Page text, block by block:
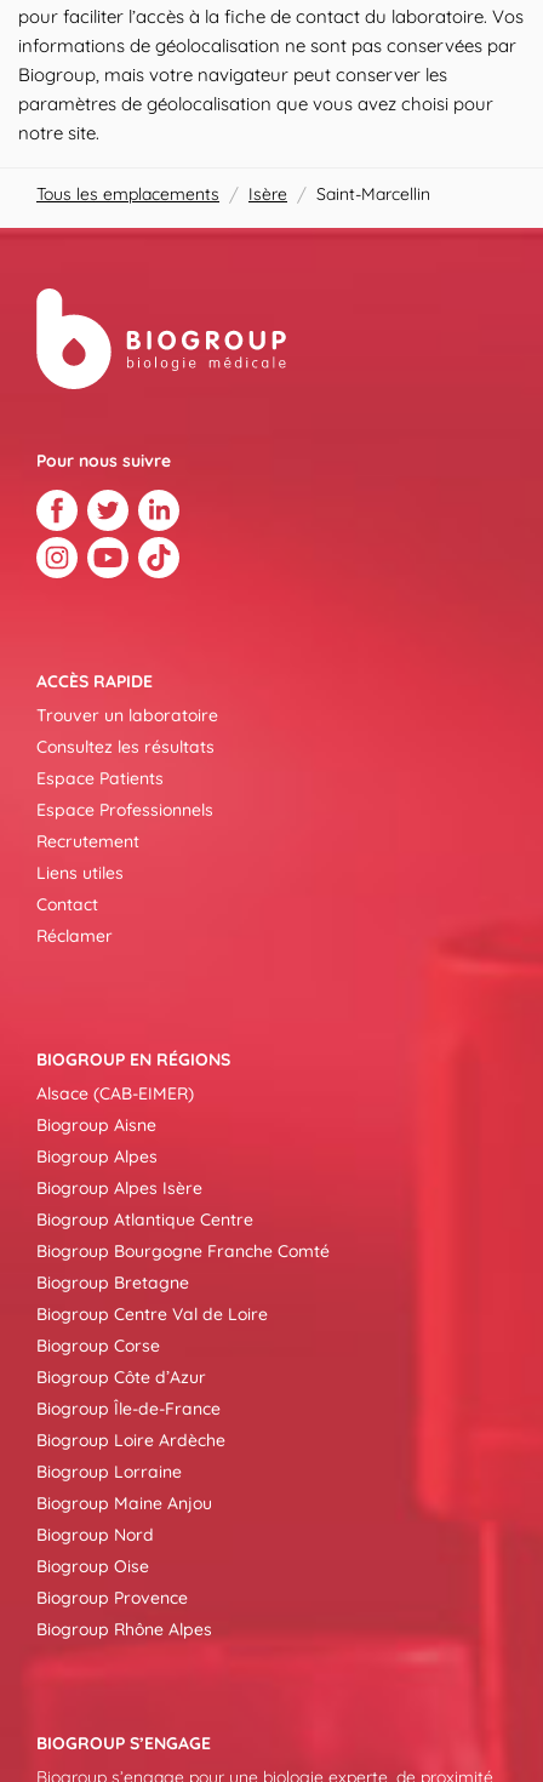
pour faciliter l’accès à la fiche de contact du laboratoire. Vos
informations de géolocalisation ne sont pas conservées par
Biogroup, mais votre navigateur peut conserver les
paramètres de géolocalisation que vous avez choisi pour
notre site.
Tous les emplacements / Isère / Saint-Marcellin
Pour nous suivre
ACCÈS RAPIDE
Trouver un laboratoire
Consultez les résultats
Espace Patients
Espace Professionnels
Recrutement
Liens utiles
Contact
Réclamer
BIOGROUP EN RÉGIONS
Alsace (CAB-EIMER)
Biogroup Aisne
Biogroup Alpes
Biogroup Alpes Isère
Biogroup Atlantique Centre
Biogroup Bourgogne Franche Comté
Biogroup Bretagne
Biogroup Centre Val de Loire
Biogroup Corse
Biogroup Côte d’Azur
Biogroup Île-de-France
Biogroup Loire Ardèche
Biogroup Lorraine
Biogroup Maine Anjou
Biogroup Nord
Biogroup Oise
Biogroup Provence
Biogroup Rhône Alpes
BIOGROUP S’ENGAGE
Biogroup s’engage pour une biologie experte, de proximité,